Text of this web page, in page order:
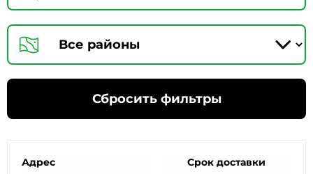
Сбросить фильтры
Адрес
Срок доставки